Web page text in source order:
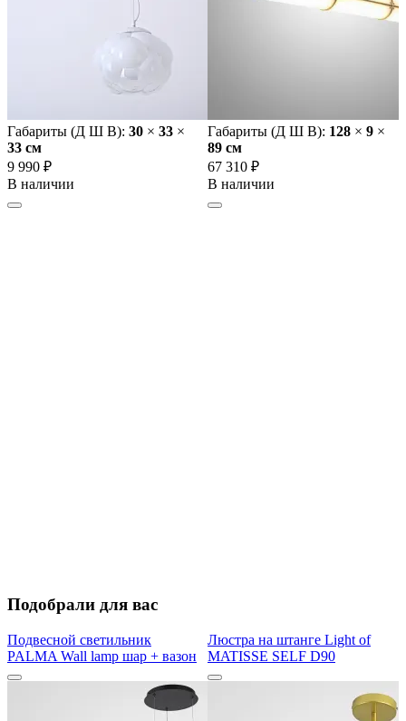
Габариты (Д Ш В): 30 × 33 ×
33 cм
9 990 ₽
В наличии
Габариты (Д Ш В): 128 × 9 ×
89 cм
67 310 ₽
В наличии
Подобрали для вас
Подвесной светильник
PALMA Wall lamp шар + вазон
Люстра на штанге Light of
MATISSE SELF D90